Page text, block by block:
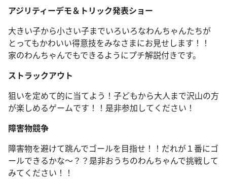
アジリティーデモ＆トリック発表ショー
大きい子から小さい子までいろいろなわんちゃんたちが
とってもかわいい得意技をみなさまにお見せします！！
家のわんちゃんでもできるようにプチ解説付きです。
ストラックアウト
狙いを定めて的に当てよう！子どもから大人まで沢山の方
が楽しめるゲームです！！是非参加してください！
障害物競争
障害物を避けて跳んでゴールを目指せ！！だれが１番にゴ
ールできるかな～？？是非おうちのわんちゃんで挑戦して
みてください！！